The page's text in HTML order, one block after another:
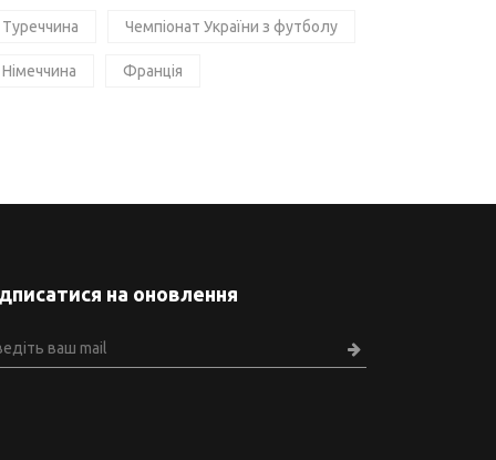
Туреччина Чемпіонат України з футболу
Німеччина Франція
на оновлення